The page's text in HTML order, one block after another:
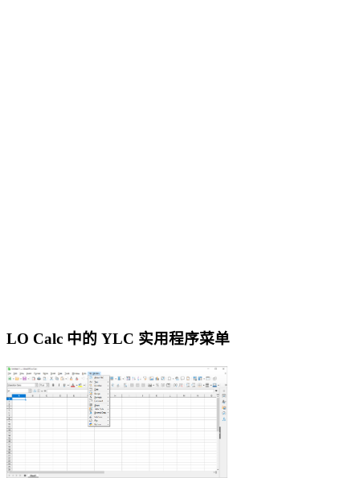
LO Calc 中的 YLC 实用程序菜单